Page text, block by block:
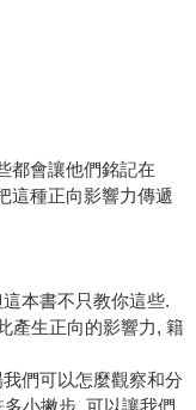
都會讓他們銘記在
這種正向影響力傳遞
本書不只教你這些.
產生正向的影響力, 籍
們可以怎麼觀察和分
小撇步, 可以讓我們